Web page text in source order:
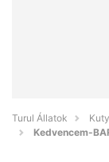
Turul Állatok
Kedvencem-